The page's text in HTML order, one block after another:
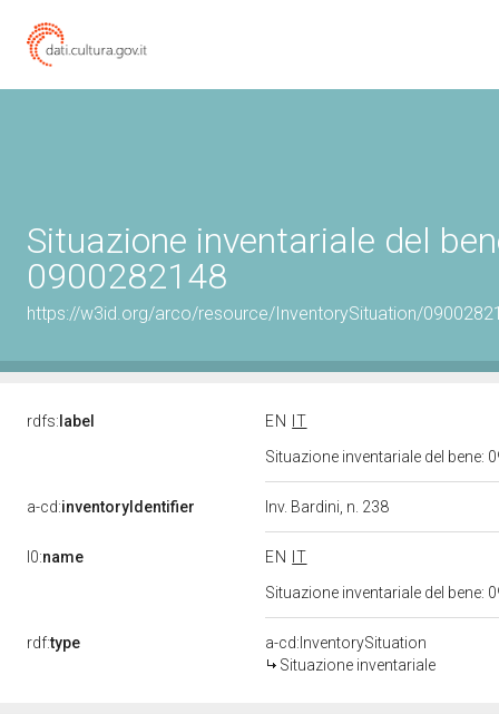
Situazione inventariale del
0900282148
https://w3id.org/arco/resource/InventorySituation/
rdfs: label EN
IT
Situazione inventariale del bene:
a-cd:inventoryIdentifier Inv. Bardini, n. 238
l0:name EN
IT
Situazione inventariale del bene:
rdf:type
a-cd:InventorySituation
Situazione inventariale